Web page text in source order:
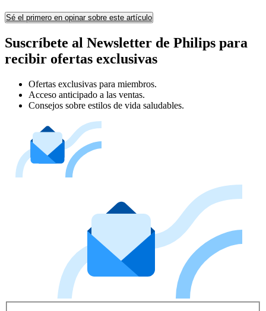
Sé el primero en opinar sobre este artículo
Suscríbete al Newsletter de Philips para
recibir ofertas exclusivas
Ofertas exclusivas para miembros.
Acceso anticipado a las ventas.
Consejos sobre estilos de vida saludables.